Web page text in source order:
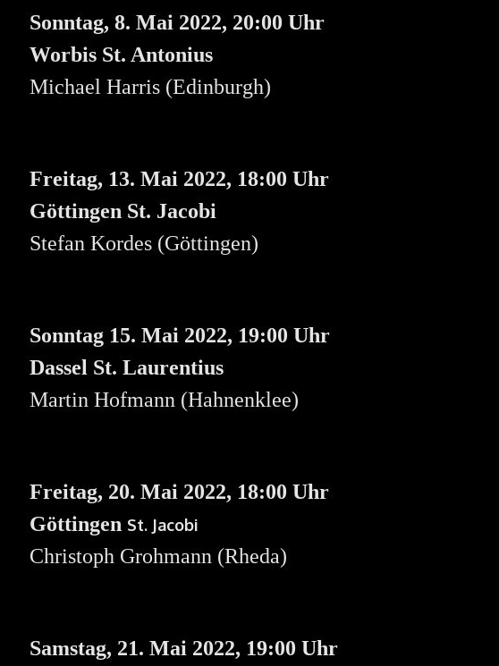
Sonntag, 8. Mai 2022, 20:00 Uhr
Worbis St. Antonius
Michael Harris (Edinburgh)
Freitag, 13. Mai 2022, 18:00 Uhr
Göttingen St. Jacobi
Stefan Kordes (Göttingen)
Sonntag 15. Mai 2022, 19:00 Uhr
Dassel St. Laurentius
Martin Hofmann (Hahnenklee)
Freitag, 20. Mai 2022, 18:00 Uhr
Göttingen St. Jacobi
Christoph Grohmann (Rheda)
Samstag, 21. Mai 2022, 19:00 Uhr